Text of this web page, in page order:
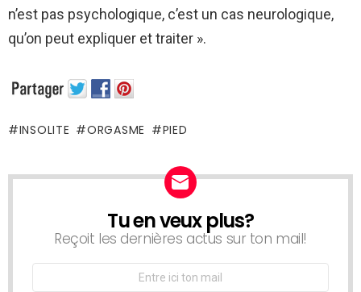
n’est pas psychologique, c’est un cas neurologique,
qu’on peut expliquer et traiter ».
INSOLITE ORGASME PIED
NEWSLETTERTu en veux plus?
Reçoit les dernières actus sur ton mail!